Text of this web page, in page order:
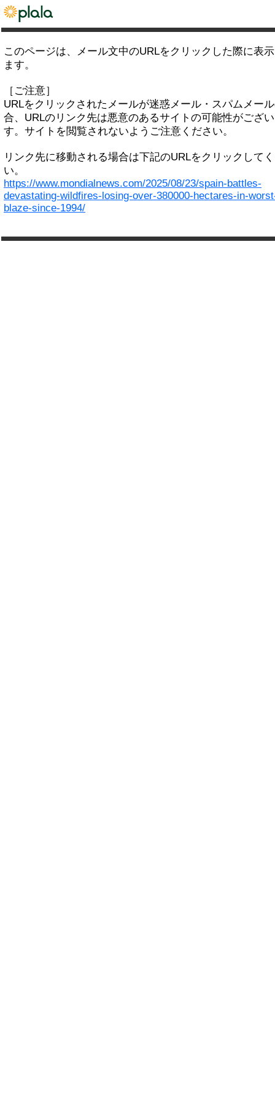
このページは、メール文中のURLをクリックした際に表
ます。
［ご注意］
URLをクリックされたメールが迷惑メール・スパムメー
合、URLのリンク先は悪意のあるサイトの可能性がござ
す。サイトを閲覧されないようご注意ください。
リンク先に移動される場合は下記のURLをクリックして
い。
https://www.mondialnews.com/2025/08/23/spain-battles-
devastating-wildfires-losing-over-380000-hectares-in-
blaze-since-1994/